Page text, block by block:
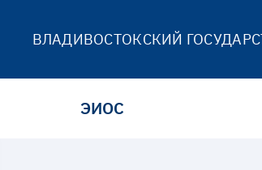
ВЛАДИВОСТОКСКИЙ
ЭИОС